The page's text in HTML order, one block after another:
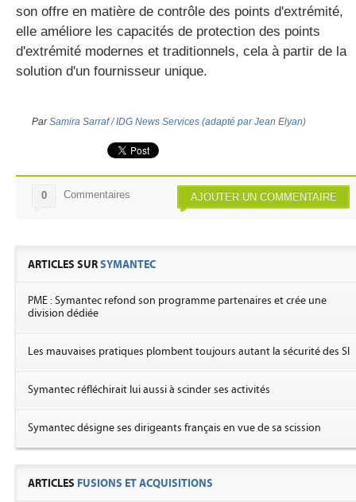
son offre en matière de contrôle des points d'extrémité,
elle améliore les capacités de protection des points
d'extrémité modernes et traditionnels, cela à partir de la
solution d'un fournisseur unique.
ParSamira Sarraf / IDG News Services (adapté par Jean Elyan)
AJOUTER UN COMMENTAIRE
0 Commentaires
ARTICLES SURSYMANTEC
PME : Symantec refond son programme partenaires et crée une
division dédiée
Les mauvaises pratiques plombent toujours autant la sécurité des SI
Symantec réfléchirait lui aussi à scinder ses activités
Symantec désigne ses dirigeants français en vue de sa scission
ARTICLES FUSIONS ET ACQUISITIONS